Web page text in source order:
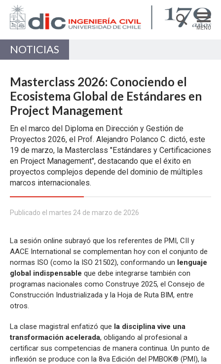
MENÚ
PREGRADO
POSTGRADO
INVESTIGACIÓN
EXTENSIÓN
Estructuras, Construcción y Geotecnia
Ingeniería de Transporte
NOTICIAS
Masterclass 2026: Conociendo el
Ecosistema Global de Estándares en
Project Management
En el marco del Diploma en Dirección y Gestión de
Proyectos 2026, el Prof. Alejandro Polanco C. dictó, este
19 de marzo, la Masterclass "Estándares y Certificaciones
en Project Management", destacando que el éxito en
proyectos complejos depende del dominio de múltiples
marcos internacionales.
Publicado el martes 24 de marzo de 2026
La sesión online subrayó que los referentes de PMI, CII y
AACE International se complementan hoy con el conjunto de
normas ISO (como la ISO 21502), conformando un lenguaje
global indispensable que debe integrarse también con
programas nacionales como Construye 2025, el Consejo de
Construcción Industrializada y la Hoja de Ruta BIM, entre
otros.
La clase magistral enfatizó que la disciplina vive una
transformación acelerada, obligando al profesional a
certificar sus competencias de manera continua. Un punto de
inflexión se produce con la 8va Edición del PMBOK® (PMI), la